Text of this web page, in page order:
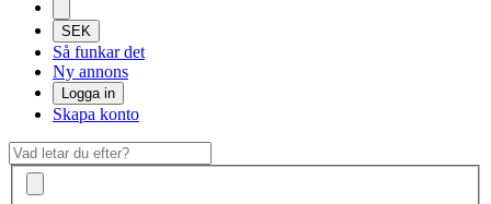
SEK
Så funkar det
Ny annons
Logga in
Skapa konto